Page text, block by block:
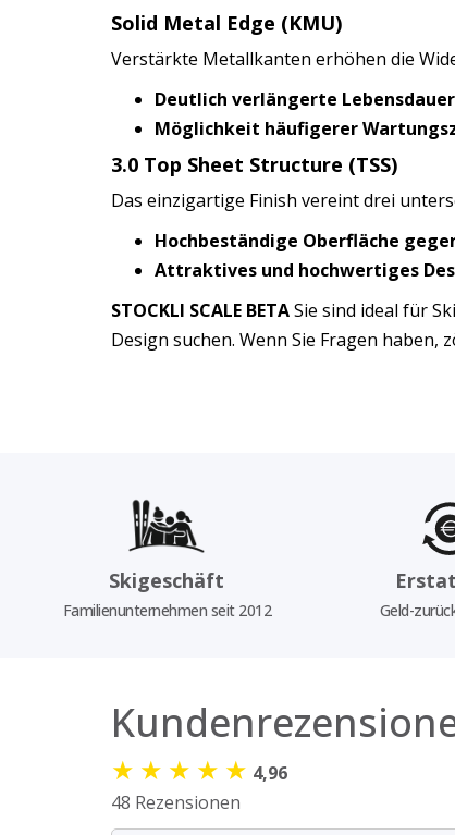
Solid Metal Edge (KMU)
Verstärkte Metallkanten erhöhen die
Deutlich verlängerte Lebensdauer
Möglichkeit häufigerer
3.0 Top Sheet Structure (TSS)
Das einzigartige Finish vereint drei
Hochbeständige Oberfläche
Attraktives und hochwertiges
STOCKLI SCALE BETASie sind ideal für
Design suchen. Wenn Sie Fragen
Skigeschäft
Familienunternehmen seit 2012 Geld-
★ ★ ★ ★ ★ 4,96
48 Rezensionen